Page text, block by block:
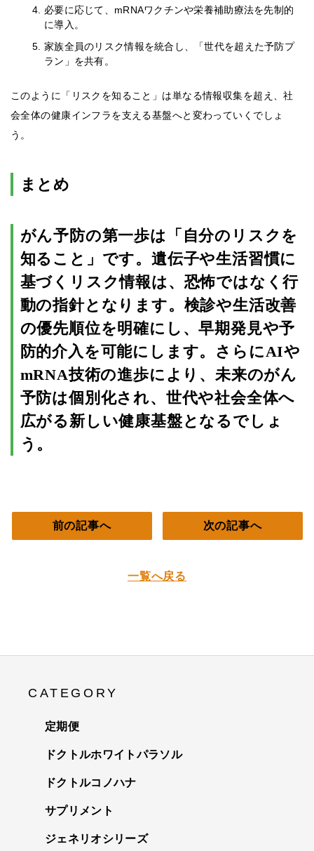
必要に応じて、mRNAワクチンや栄養補助療法を先制的
に導入。
家族全員のリスク情報を統合し、「世代を超えた予防プ
ラン」を共有。
このように「リスクを知ること」は単なる情報収集を超え、社
会全体の健康インフラを支える基盤へと変わっていくでしょ
う。
まとめ
がん予防の第一歩は「自分のリスクを
知ること」です。遺伝子や生活習慣に
基づくリスク情報は、恐怖ではなく行
動の指針となります。検診や生活改善
の優先順位を明確にし、早期発見や予
防的介入を可能にします。さらにAIや
mRNA技術の進歩により、未来のがん
予防は個別化され、世代や社会全体へ
広がる新しい健康基盤となるでしょ
う。
前の記事へ
一覧へ戻る
次の記事へ
CATEGORY
定期便
ドクトルホワイトパラソル
ドクトルコノハナ
サプリメント
ジェネリオシリーズ